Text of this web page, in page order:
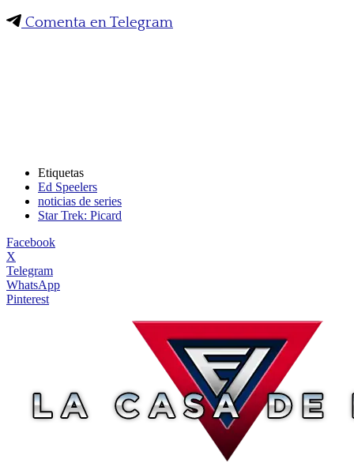
Comenta en Telegram
Etiquetas
Ed Speelers
noticias de series
Star Trek: Picard
Facebook
X
Telegram
WhatsApp
Pinterest